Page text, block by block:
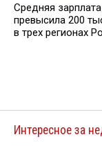
Средняя зарплата
превысила 200
в трех регионах
Интересное за